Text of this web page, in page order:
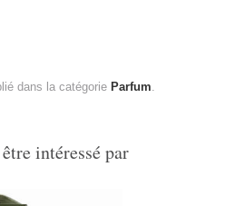
dans la catégorie Parfum.
intéressé par